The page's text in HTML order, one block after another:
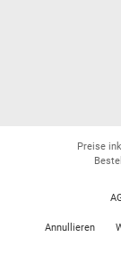
Preise
Annullieren